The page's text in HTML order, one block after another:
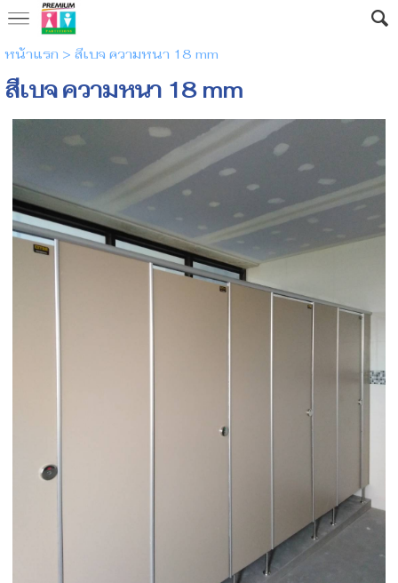
หน้าแรก > สีเบจ ความหนา 18 mm
สีเบจ ความหนา 18 mm